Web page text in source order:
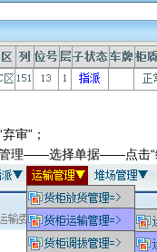
审”；
——选择单据——点击“